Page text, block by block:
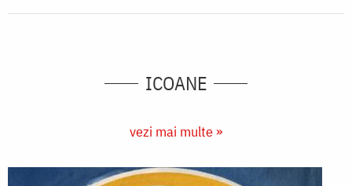
ICOANE
vezi mai multe »